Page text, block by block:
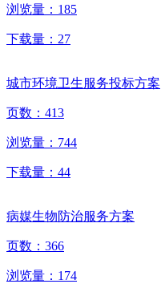
浏览量： 185
下载量： 27
城市环境卫生服务投标方案
页数： 413
浏览量： 744
下载量： 44
病媒生物防治服务方案
页数： 366
浏览量： 174